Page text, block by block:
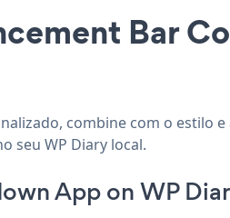
Bar
combine com o estilo
seu WP Diary local.
App on WP